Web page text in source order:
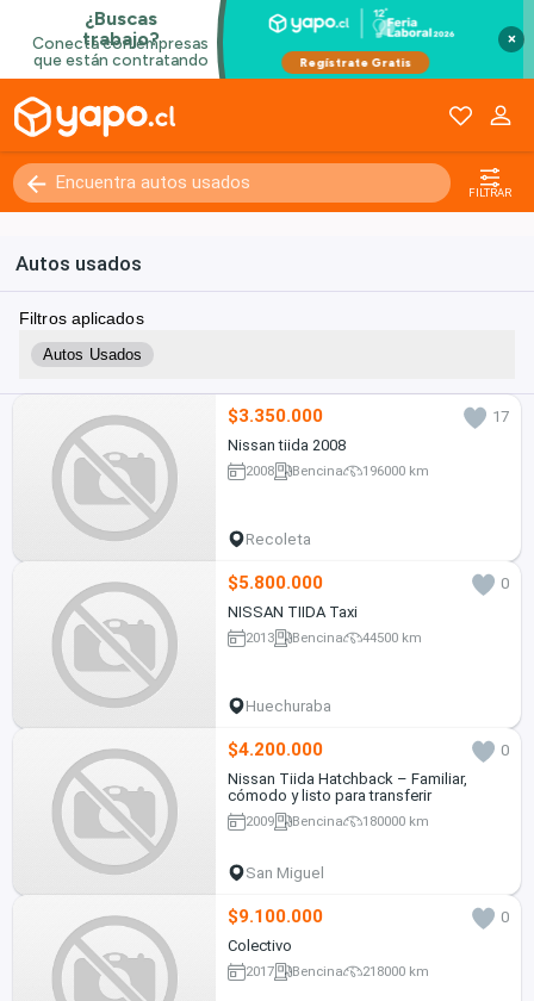
×
FILTRAR
Autos usados
Filtros aplicados
Autos Usados
$3.350.000
17
Nissan tiida 2008
2008 Bencina 196000 km
Recoleta
$5.800.000
0
NISSAN TIIDA Taxi
2013 Bencina 44500 km
Huechuraba
$4.200.000
0
Nissan Tiida Hatchback – Familiar,
cómodo y listo para transferir
2009 Bencina 180000 km
San Miguel
$9.100.000
0
Colectivo
2017 Bencina 218000 km